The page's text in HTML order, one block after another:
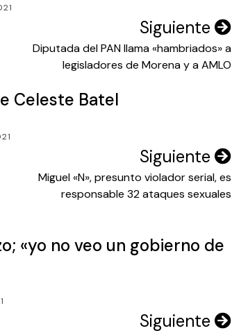
Siguiente
Diputada del PAN llama «hambriados» a
legisladores de Morena y a AMLO
Celeste Batel
Siguiente
Miguel «N», presunto violador serial, es
responsable 32 ataques sexuales
«yo no veo un gobierno de
Siguiente